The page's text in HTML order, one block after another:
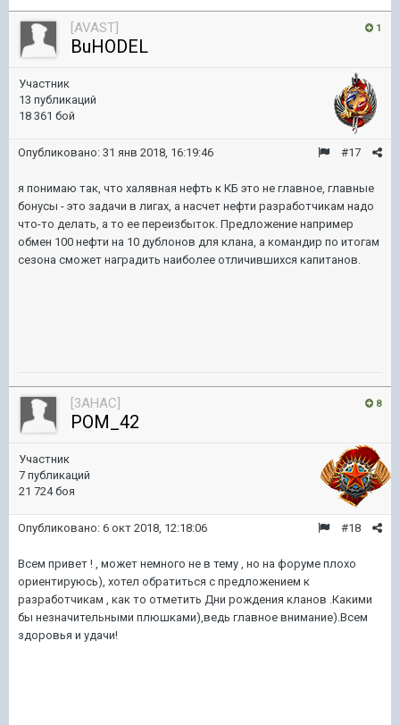
1
[AVAST]
BuHODEL
Участник
13 публикаций
18 361 бой
#17
Опубликовано: 31 янв 2018, 16:19:46
я понимаю так, что халявная нефть к КБ это не главное, главные
бонусы - это задачи в лигах, а насчет нефти разработчикам надо
что-то делать, а то ее переизбыток. Предложение например
обмен 100 нефти на 10 дублонов для клана, а командир по итогам
сезона сможет наградить наиболее отличившихся капитанов.
8
[3AHAC]
POM_42
Участник
7 публикаций
21 724 боя
#18
Опубликовано: 6 окт 2018, 12:18:06
Всем привет ! , может немного не в тему , но на форуме плохо
ориентируюсь), хотел обратиться с предложением к
разработчикам , как то отметить Дни рождения кланов .Какими
бы незначительными плюшками),ведь главное внимание).Всем
здоровья и удачи!